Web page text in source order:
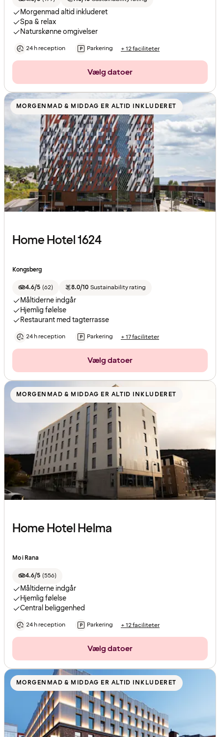
Morgenmad altid inkluderet
Spa & relax
Naturskønne omgivelser
24 h reception Parkering + 12 faciliteter
Vælg datoer
MORGENMAD & MIDDAG ER ALTID INKLUDERET
Home Hotel 1624
Kongsberg
4.6/5 (62) 8.0/10 Sustainability rating
Måltiderne indgår
Hjemlig følelse
Restaurant med tagterrasse
24 h reception Parkering + 17 faciliteter
Vælg datoer
MORGENMAD & MIDDAG ER ALTID INKLUDERET
Home Hotel Helma
Mo i Rana
4.6/5 (556)
Måltiderne indgår
Hjemlig følelse
Central beliggenhed
24 h reception Parkering + 12 faciliteter
Vælg datoer
MORGENMAD & MIDDAG ER ALTID INKLUDERET